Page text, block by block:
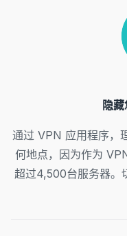
隐
通过 VPN 应用程序，
何地点，因为作为
超过4,500台服务器。